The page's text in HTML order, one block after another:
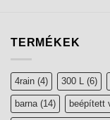
TERMÉKEK
4rain (4) 300 L (6)
barna(14) beépített